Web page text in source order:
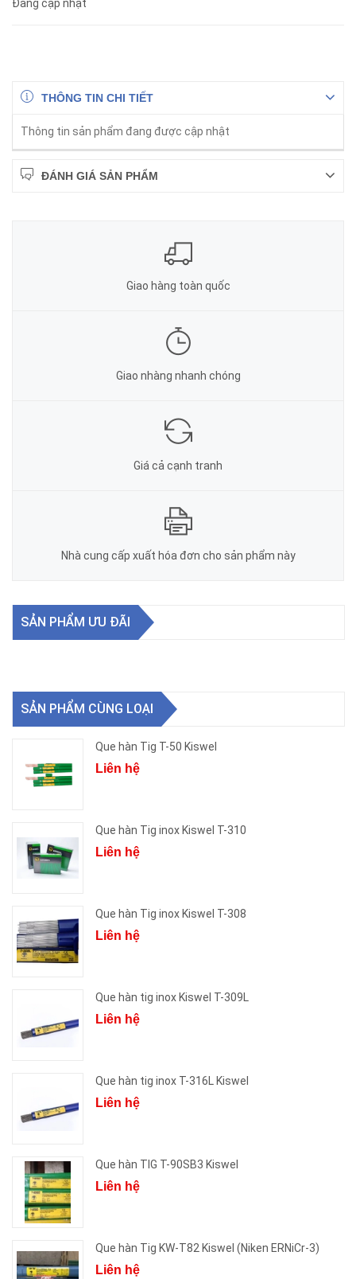
Đang cập nhật
THÔNG TIN CHI TIẾT
Thông tin sản phẩm đang được cập nhật
ĐÁNH GIÁ SẢN PHẨM
Giao hàng toàn quốc
Giao nhàng nhanh chóng
Giá cả cạnh tranh
Nhà cung cấp xuất hóa đơn cho sản phẩm này
SẢN PHẨM ƯU ĐÃI
SẢN PHẨM CÙNG LOẠI
Que hàn Tig T-50 Kiswel
Liên hệ
Que hàn Tig inox Kiswel T-310
Liên hệ
Que hàn Tig inox Kiswel T-308
Liên hệ
Que hàn tig inox Kiswel T-309L
Liên hệ
Que hàn tig inox T-316L Kiswel
Liên hệ
Que hàn TIG T-90SB3 Kiswel
Liên hệ
Que hàn Tig KW-T82 Kiswel (Niken ERNiCr-3)
Liên hệ